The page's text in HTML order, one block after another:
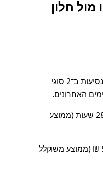
מול חלון
במסלול מאתונה לקוס נרשמו נסיעות ב־2 סוגי
טווחי משך כוללים: 50 דק׳–28.8 שעות (ממוצע
טווחי מחיר כוללים: 168–5858 ₪ (ממוצע משוקלל